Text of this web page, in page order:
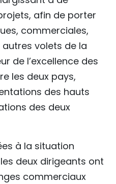
afin de porter
commerciales,
autres volets de la
de l’excellence des
les deux pays,
des hauts
des deux
à la situation
deux dirigeants ont
commerciaux